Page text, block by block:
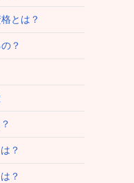
とは？
？
？
？